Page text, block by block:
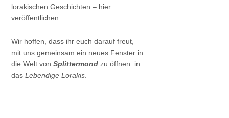
lorakischen Geschichten – hier
veröffentlichen.
Wir hoffen, dass ihr euch darauf freut,
mit uns gemeinsam ein neues Fenster in
die Welt vonSplittermond zu öffnen: in
dasLebendige Lorakis